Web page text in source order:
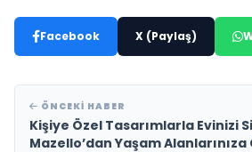
Facebook X (Paylaş)
ÖNCEKI HABER
Kişiye Özel Tasarımlarla Evinizi
Mazello’dan Yaşam Alanlarınıza